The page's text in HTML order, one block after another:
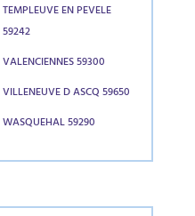
TEMPLEUVE EN PEVELE
59242
VALENCIENNES 59300
VILLENEUVE D ASCQ 59650
WASQUEHAL 59290